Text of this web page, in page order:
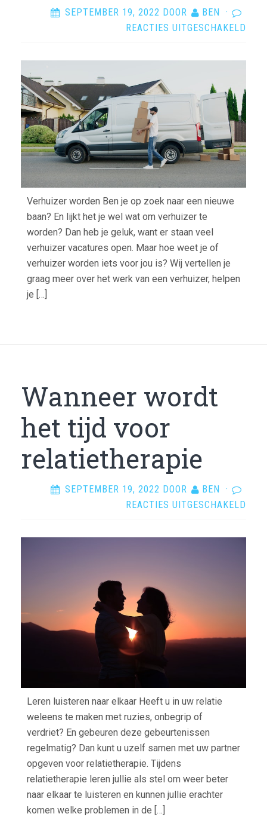
SEPTEMBER 19, 2022 DOOR BEN
·
REACTIES UITGESCHAKELD
IETS
JOU?
Verhuizer worden Ben je op zoek naar een nieuwe
baan? En lijkt het je wel wat om verhuizer te
worden? Dan heb je geluk, want er staan veel
verhuizer vacatures open. Maar hoe weet je of
verhuizer worden iets voor jou is? Wij vertellen je
graag meer over het werk van een verhuizer, helpen
je […]
Wanneer wordt
het tijd voor
relatietherapie
SEPTEMBER 19, 2022 DOOR BEN
·
REACTIES UITGESCHAKELD
Leren luisteren naar elkaar Heeft u in uw relatie
weleens te maken met ruzies, onbegrip of
verdriet? En gebeuren deze gebeurtenissen
regelmatig? Dan kunt u uzelf samen met uw partner
opgeven voor relatietherapie. Tijdens
relatietherapie leren jullie als stel om weer beter
naar elkaar te luisteren en kunnen jullie erachter
komen welke problemen in de […]